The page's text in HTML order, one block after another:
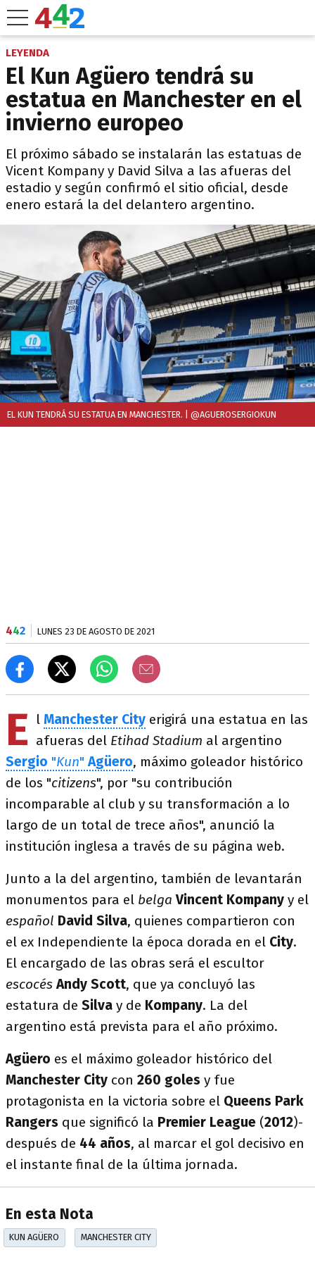
LEYENDA
El Kun Agüero tendrá su
estatua en Manchester en el
invierno europeo
El próximo sábado se instalarán las estatuas de
Vicent Kompany y David Silva a las afueras del
estadio y según confirmó el sitio oficial, desde
enero estará la del delantero argentino.
EL KUN TENDRÁ SU ESTATUA EN MANCHESTER. | @AGUEROSERGIOKUN
442 LUNES 23 DE AGOSTO DE 2021
E l Manchester City erigirá una estatua en las
afueras del Etihad Stadium al argentino
Sergio "Kun"Agüero, máximo goleador histórico
de los "citizens", por "su contribución
incomparable al club y su transformación a lo
largo de un total de trece años", anunció la
institución inglesa a través de su página web.
Junto a la del argentino, también de levantarán
monumentos para el belgaVincent Kompany y el
español David Silva, quienes compartieron con
el ex Independiente la época dorada en el City.
El encargado de las obras será el escultor
escocésAndy Scott, que ya concluyó las
estatura de Silva y de Kompany. La del
argentino está prevista para el año próximo.
Agüero es el máximo goleador histórico del
Manchester City con 260 goles y fue
protagonista en la victoria sobre el Queens Park
Rangers que significó la Premier League (2012)-
después de 44 años, al marcar el gol decisivo en
el instante final de la última jornada.
En esta Nota
KUN AGÜERO MANCHESTER CITY